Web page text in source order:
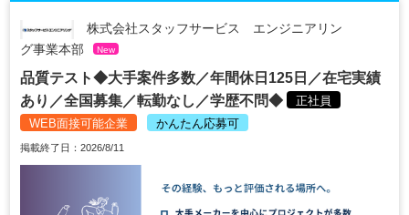
株式会社スタッフサービス エンジニアリン
グ事業本部
New
品質テスト◆大手案件多数／年間休日125日／在宅実績
あり／全国募集／転勤なし／学歴不問◆
正社員
WEB面接可能企業
かんたん応募可
掲載終了日：2026/8/11